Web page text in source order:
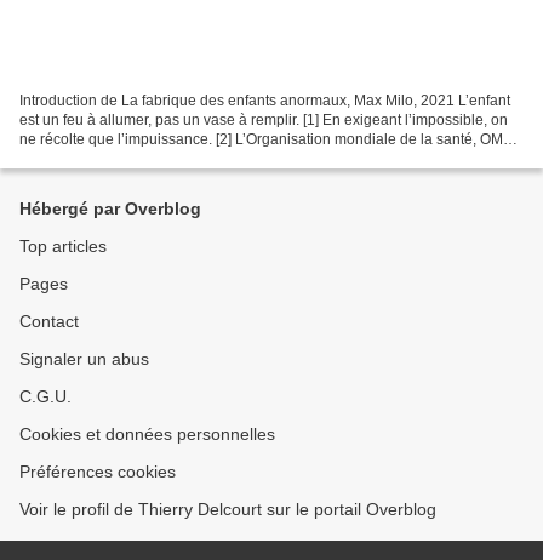
Introduction de La fabrique des enfants anormaux, Max Milo, 2021 L’enfant
est un feu à allumer, pas un vase à remplir. [1] En exigeant l’impossible, on
ne récolte que l’impuissance. [2] L’Organisation mondiale de la santé, OMS,
Hébergé par Overblog
Top articles
Pages
Contact
Signaler un abus
C.G.U.
Cookies et données personnelles
Préférences cookies
Voir le profil de Thierry Delcourt sur le portail Overblog